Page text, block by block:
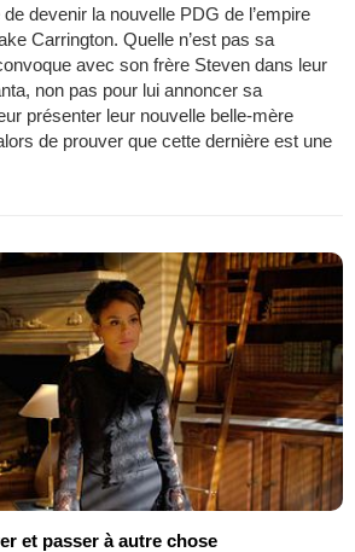
devenir la nouvelle PDG de l’empire
Carrington. Quelle n’est pas sa
avec son frère Steven dans leur
non pas pour lui annoncer sa
présenter leur nouvelle belle-mère
de prouver que cette dernière est une
et passer à autre chose